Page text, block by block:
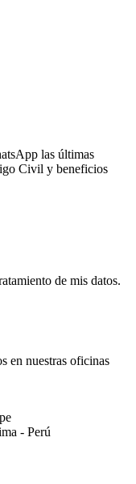
las últimas
Civil y beneficios
de mis datos.
en nuestras oficinas
- Perú